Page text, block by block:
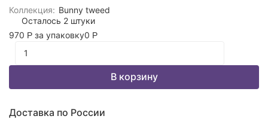
Коллекция: Bunny tweed
Осталось 2 штуки
970 Р за упаковку0 Р
В корзину
Доставка по России